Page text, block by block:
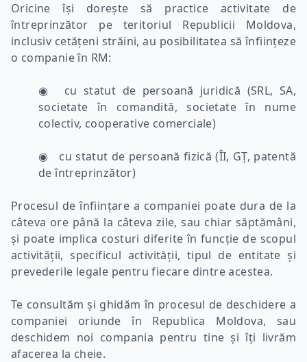
Oricine își dorește să practice activitate de
întreprinzător pe teritoriul Republicii Moldova,
inclusiv cetățeni străini, au posibilitatea să înființeze
o companie în RM:
◉ cu statut de persoană juridică (SRL, SA,
societate în comandită, societate în nume
colectiv, cooperative comerciale)
◉ cu statut de persoană fizică (ÎI, GȚ, patentă
de întreprinzător)
Procesul de înființare a companiei poate dura de la
câteva ore până la câteva zile, sau chiar săptămâni,
și poate implica costuri diferite în funcție de scopul
activității, specificul activității, tipul de entitate și
prevederile legale pentru fiecare dintre acestea.
Te consultăm și ghidăm în procesul de deschidere a
companiei oriunde în Republica Moldova, sau
deschidem noi compania pentru tine și îți livrăm
afacerea la cheie.